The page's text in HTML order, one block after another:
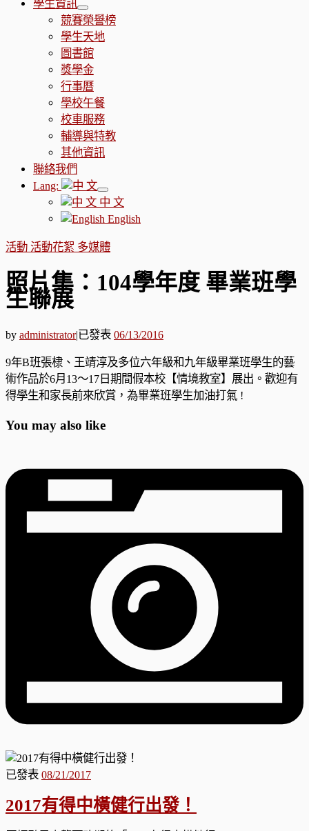
學生資訊
競賽榮譽榜
學生天地
圖書館
獎學金
行事曆
學校午餐
校車服務
輔導與特教
其他資訊
聯絡我們
Lang:
中 文
English
活動 活動花絮 多媒體
照片集：104學年度 畢業班學
生聯展
by administrator|已發表 06/13/2016
9年B班張棣、王靖淳及多位六年級和九年級畢業班學生的藝
術作品於6月13～17日期間假本校【情境教室】展出。歡迎有
得學生和家長前來欣賞，為畢業班學生加油打氣 !
You may also like
已發表 08/21/2017
2017有得中橫健行出發！